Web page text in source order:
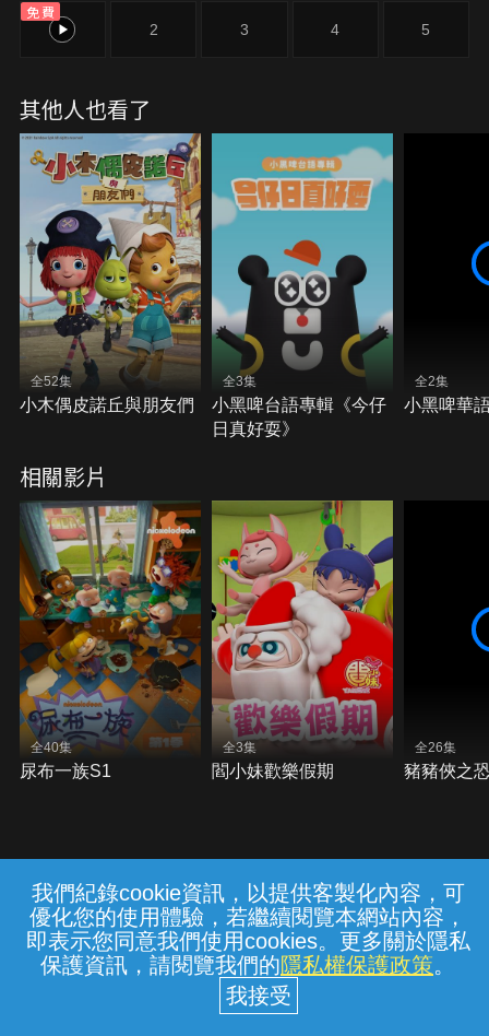
我們紀錄cookie資訊，以提供客製化內容，可
優化您的使用體驗，若繼續閱覽本網站內容，
即表示您同意我們使用cookies。更多關於隱私
保護資訊，請閱覽我們的隱私權保護政策。
免費
1 2 3 4 5
其他人也看了
全52集
小木偶皮諾丘與朋友們
全3集
小黑啤台語專輯《今仔
日真好耍》
全2集
小黑啤華
相關影片
全40集
尿布一族S1
全3集
閻小妹歡樂假期
全26集
豬豬俠之
常見問題 線上客服 服務條款 隱私權保護
中華電信股份有限公司個人家庭分公司
(統一編號：96979949) © 2026
{{notifyMsg}}